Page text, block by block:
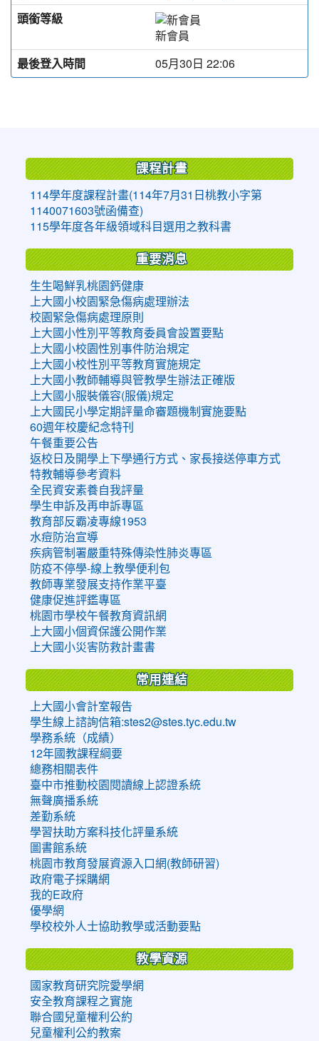
頭銜等級
新會員
最後登入時間
05月30日 22:06
課程計畫
114學年度課程計畫(114年7月31日桃教小字第
1140071603號函備查)
115學年度各年級領域科目選用之教科書
重要消息
生生喝鮮乳桃園鈣健康
上大國小校園緊急傷病處理辦法
校園緊急傷病處理原則
上大國小性別平等教育委員會設置要點
上大國小校園性別事件防治規定
上大國小校性別平等教育實施規定
上大國小教師輔導與管教學生辦法正確版
上大國小服裝儀容(服儀)規定
上大國民小學定期評量命審題機制實施要點
60週年校慶紀念特刊
午餐重要公告
返校日及開學上下學通行方式、家長接送停車方式
特教輔導參考資料
全民資安素養自我評量
學生申訴及再申訴專區
教育部反霸凌專線1953
水痘防治宣導
疾病管制署嚴重特殊傳染性肺炎專區
防疫不停學-線上教學便利包
教師專業發展支持作業平臺
健康促進評鑑專區
桃園市學校午餐教育資訊網
上大國小個資保護公開作業
上大國小災害防救計畫書
常用連結
上大國小會計室報告
學生線上諮詢信箱:stes2@stes.tyc.edu.tw
學務系統（成績）
12年國教課程綱要
總務相關表件
臺中市推動校園閱讀線上認證系統
無聲廣播系統
差勤系統
學習扶助方案科技化評量系統
圖書館系統
桃園市教育發展資源入口網(教師研習)
政府電子採購網
我的E政府
優學網
學校校外人士協助教學或活動要點
教學資源
國家教育研究院愛學網
安全教育課程之實施
聯合國兒童權利公約
兒童權利公約教案